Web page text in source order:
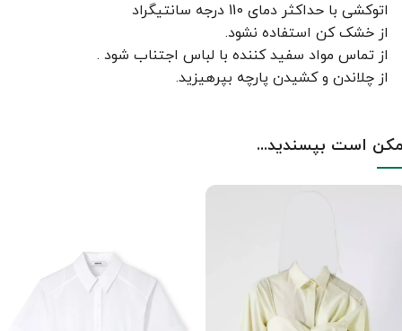
اتوکشی با حداکثر دمای 110 درجه سانتیگراد
از خشک کن استفاده نشود.
از تماس مواد سفید کننده با لباس اجتناب شود .
از چلاندن و کشيدن پارچه بپرهيزيد.
است بپسندید...